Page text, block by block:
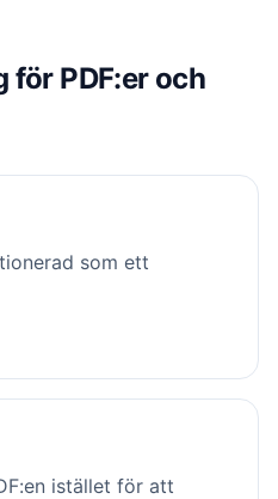
PDF:er och
som ett
istället för att